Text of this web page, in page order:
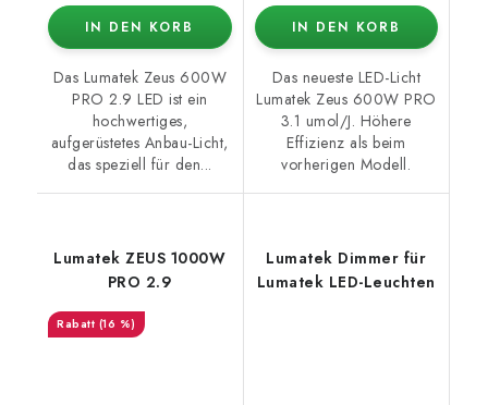
IN DEN KORB
Das Lumatek Zeus 600W
PRO 2.9 LED ist ein
hochwertiges,
aufgerüstetes Anbau-Licht,
das speziell für den...
IN DEN KORB
Das neueste LED-Licht
Lumatek Zeus 600W PRO
3.1 umol/J. Höhere
Effizienz als beim
vorherigen Modell.
Lumatek ZEUS 1000W
PRO 2.9
(16 %)
Lumatek Dimmer für
Lumatek LED-Leuchten